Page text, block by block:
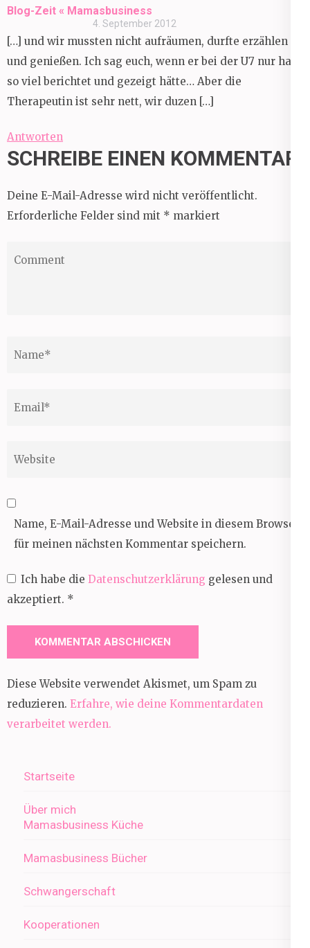
Blog-Zeit « Mamasbusiness
4. September 2012
[…] und wir mussten nicht aufräumen, durfte erzählen
und genießen. Ich sag euch, wenn er bei der U7 nur halb
so viel berichtet und gezeigt hätte… Aber die
Therapeutin ist sehr nett, wir duzen […]
Antworten
SCHREIBE EINEN KOMMENTAR
Deine E-Mail-Adresse wird nicht veröffentlicht.
Erforderliche Felder sind mit * markiert
Name, E-Mail-Adresse und Website in diesem Browser
für meinen nächsten Kommentar speichern.
Ich habe die Datenschutzerklärung gelesen und
akzeptiert. *
Diese Website verwendet Akismet, um Spam zu
reduzieren. Erfahre, wie deine Kommentardaten
verarbeitet werden.
Startseite
Über mich
Mamasbusiness Küche
Mamasbusiness Bücher
Schwangerschaft
Kooperationen